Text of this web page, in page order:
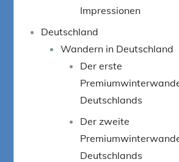
Impressionen
Deutschland
Wandern in Deutschland
Der erste
Deutschlands
Der zweite
Deutschlands